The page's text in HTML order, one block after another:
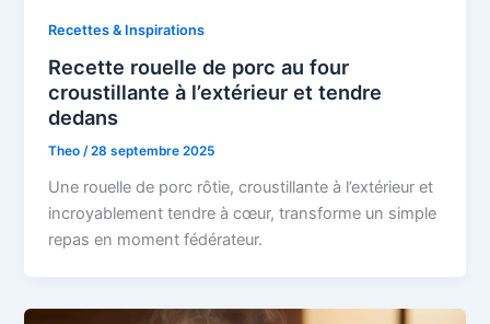
Recettes & Inspirations
Recette rouelle de porc au four
croustillante à l’extérieur et tendre
dedans
Theo/28 septembre 2025
Une rouelle de porc rôtie, croustillante à l’extérieur et
incroyablement tendre à cœur, transforme un simple
repas en moment fédérateur.